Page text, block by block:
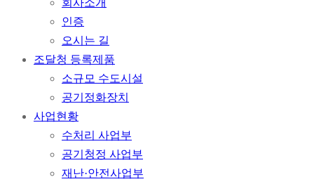
인증
오시는 길
조달청 등록제품
소규모 수도시설
공기정화장치​
사업현황
수처리 사업부
공기청정 사업부
재난·안전사업부